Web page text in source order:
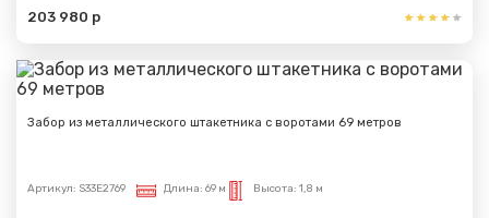
203 980 р
Забор из металлического штакетника с воротами 69 метров
Артикул: S33E2769 Длина: 69 м Высота: 1,8 м